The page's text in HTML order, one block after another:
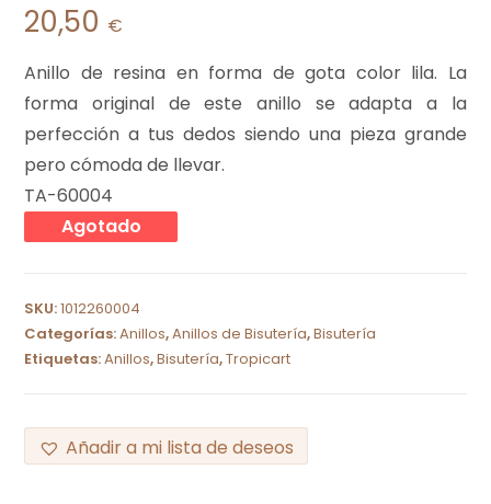
20,50 €
Anillo de resina en forma de gota color lila. La
forma original de este anillo se adapta a la
perfección a tus dedos siendo una pieza grande
pero cómoda de llevar.
TA-60004
Agotado
SKU:1012260004
Categorías:Anillos,Anillos de Bisutería,Bisutería
Etiquetas:Anillos,Bisutería,Tropicart
Añadir a mi lista de deseos